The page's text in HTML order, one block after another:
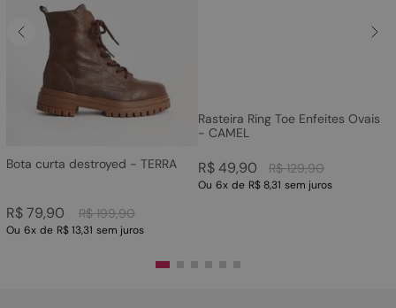
Bota curta destroyed - TERRA
R$ 199,90
R$79,90
Ou 6x de R$ 13,31 sem juros
Rasteira Ring Toe Enfeites Ovais
- CAMEL
R$ 129,90
R$49,90
Ou 6x de R$ 8,31 sem juros